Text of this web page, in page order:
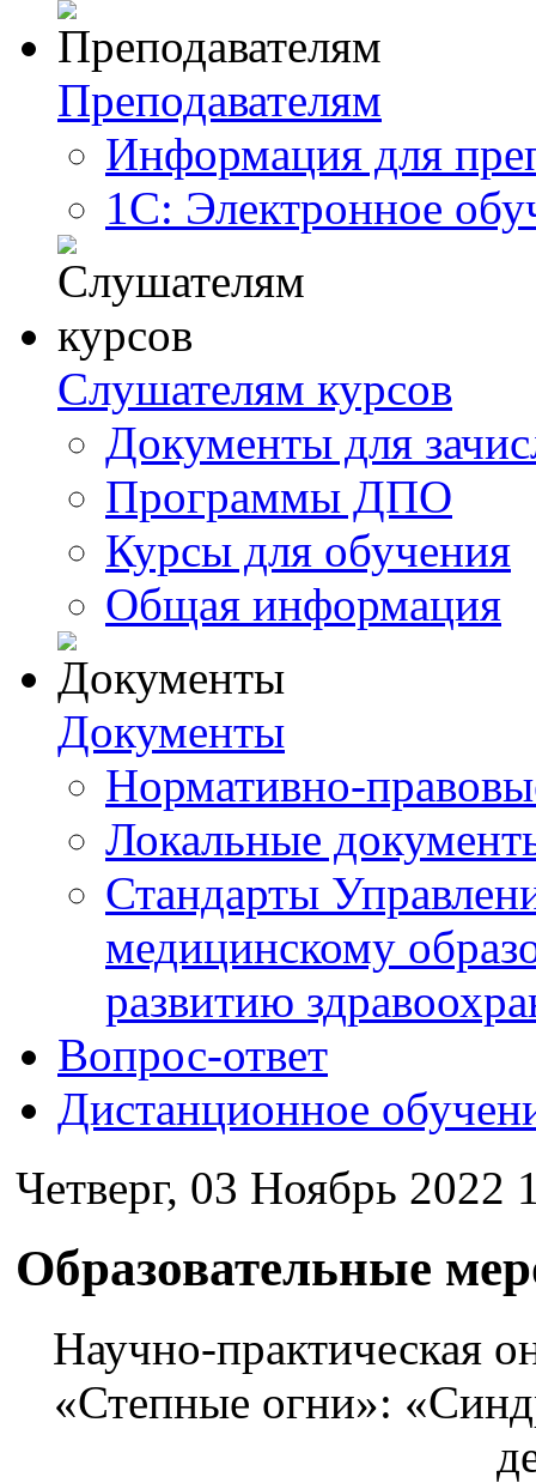
Преподавателям
Информация для
1С: Электронное
Слушателям курсов
Документы для
Программы ДПО
Курсы для обучения
Общая информация
Документы
Нормативно-
Локальные
Стандарты
медицинскому
развитию
Вопрос-ответ
Дистанционное
Четверг, 03 Ноябрь 2022
Образовательные
Научно-практическая
«Степные огни»: